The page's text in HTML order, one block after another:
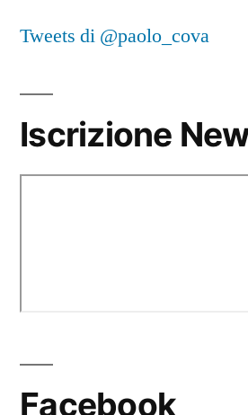
Tweets di @paolo_cova
Iscrizione
Facebook